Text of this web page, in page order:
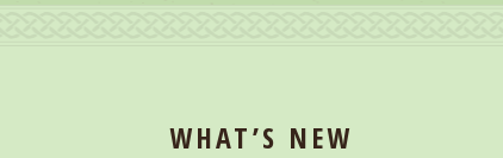
WHAT’S NEW